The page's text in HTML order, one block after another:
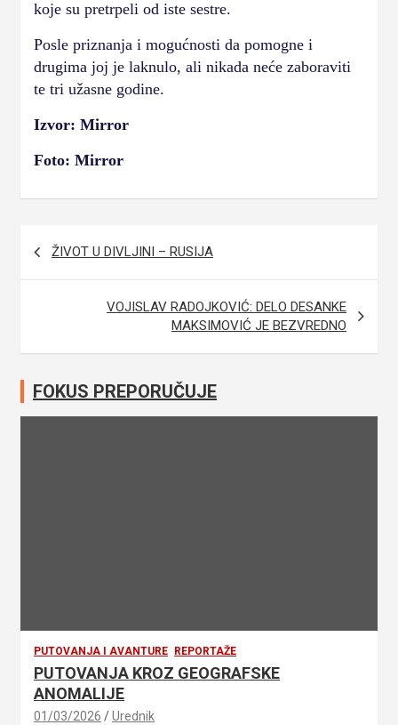
koje su pretrpeli od iste sestre.
Posle priznanja i mogućnosti da pomogne i
drugima joj je laknulo, ali nikada neće zaboraviti
te tri užasne godine.
Izvor: Mirror
Foto: Mirror
Navigacija
članaka
ŽIVOT U DIVLJINI – RUSIJA
VOJISLAV RADOJKOVIĆ: DELO DESANKE
MAKSIMOVIĆ JE BEZVREDNO
FOKUS PREPORUČUJE
PUTOVANJA I AVANTURE REPORTAŽE
PUTOVANJA KROZ GEOGRAFSKE
ANOMALIJE
01/03/2026 Urednik